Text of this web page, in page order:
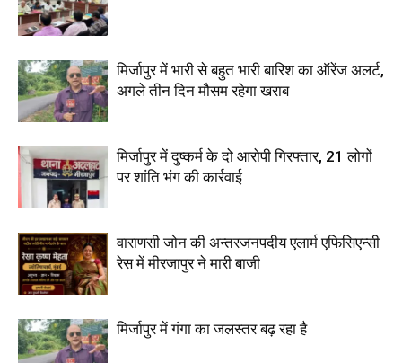
मिर्जापुर में भारी से बहुत भारी बारिश का ऑरेंज अलर्ट,
अगले तीन दिन मौसम रहेगा खराब
मिर्जापुर में दुष्कर्म के दो आरोपी गिरफ्तार, 21 लोगों
पर शांति भंग की कार्रवाई
वाराणसी जोन की अन्तरजनपदीय एलार्म एफिसिएन्सी
रेस में मीरजापुर ने मारी बाजी
मिर्जापुर में गंगा का जलस्तर बढ़ रहा है